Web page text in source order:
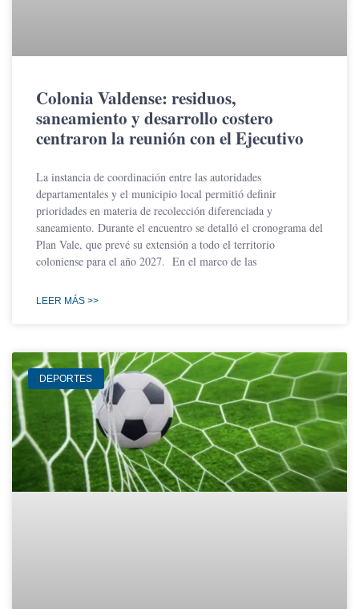
Colonia Valdense: residuos,
saneamiento y desarrollo costero
centraron la reunión con el Ejecutivo
La instancia de coordinación entre las autoridades
departamentales y el municipio local permitió definir
prioridades en materia de recolección diferenciada y
saneamiento. Durante el encuentro se detalló el cronograma del
Plan Vale, que prevé su extensión a todo el territorio
coloniense para el año 2027. En el marco de las
LEER MÁS >>
DEPORTES